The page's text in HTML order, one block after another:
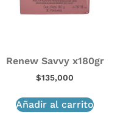
Renew Savvy x180gr
$135,000
Añadir al carrito